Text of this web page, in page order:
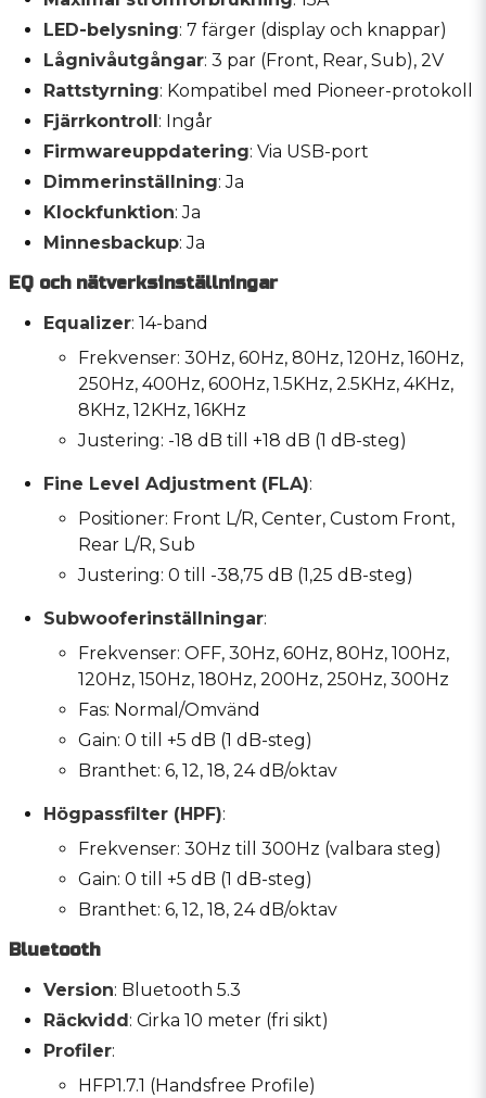
LED-belysning: 7 färger (display och knappar)
Lågnivåutgångar: 3 par (Front, Rear, Sub), 2V
Rattstyrning: Kompatibel med Pioneer-protokoll
Fjärrkontroll: Ingår
Firmwareuppdatering: Via USB-port
Dimmerinställning: Ja
Klockfunktion: Ja
Minnesbackup: Ja
EQ och nätverksinställningar
Equalizer: 14-band
Frekvenser: 30Hz, 60Hz, 80Hz, 120Hz, 160Hz,
250Hz, 400Hz, 600Hz, 1.5KHz, 2.5KHz, 4KHz,
8KHz, 12KHz, 16KHz
Justering: -18 dB till +18 dB (1 dB-steg)
Fine Level Adjustment (FLA):
Positioner: Front L/R, Center, Custom Front,
Rear L/R, Sub
Justering: 0 till -38,75 dB (1,25 dB-steg)
Subwooferinställningar:
Frekvenser: OFF, 30Hz, 60Hz, 80Hz, 100Hz,
120Hz, 150Hz, 180Hz, 200Hz, 250Hz, 300Hz
Fas: Normal/Omvänd
Gain: 0 till +5 dB (1 dB-steg)
Branthet: 6, 12, 18, 24 dB/oktav
Högpassfilter (HPF):
Frekvenser: 30Hz till 300Hz (valbara steg)
Gain: 0 till +5 dB (1 dB-steg)
Branthet: 6, 12, 18, 24 dB/oktav
Bluetooth
Version: Bluetooth 5.3
Räckvidd: Cirka 10 meter (fri sikt)
Profiler:
HFP1.7.1 (Handsfree Profile)